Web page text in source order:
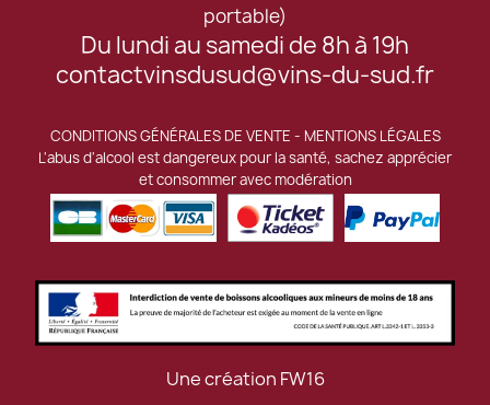
portable)
Du lundi au samedi de 8h à 19h
contactvinsdusud@vins-du-sud.fr
CONDITIONS GÉNÉRALES DE VENTE - MENTIONS LÉGALES
L'abus d'alcool est dangereux pour la santé, sachez apprécier
et consommer avec modération
Une création FW16